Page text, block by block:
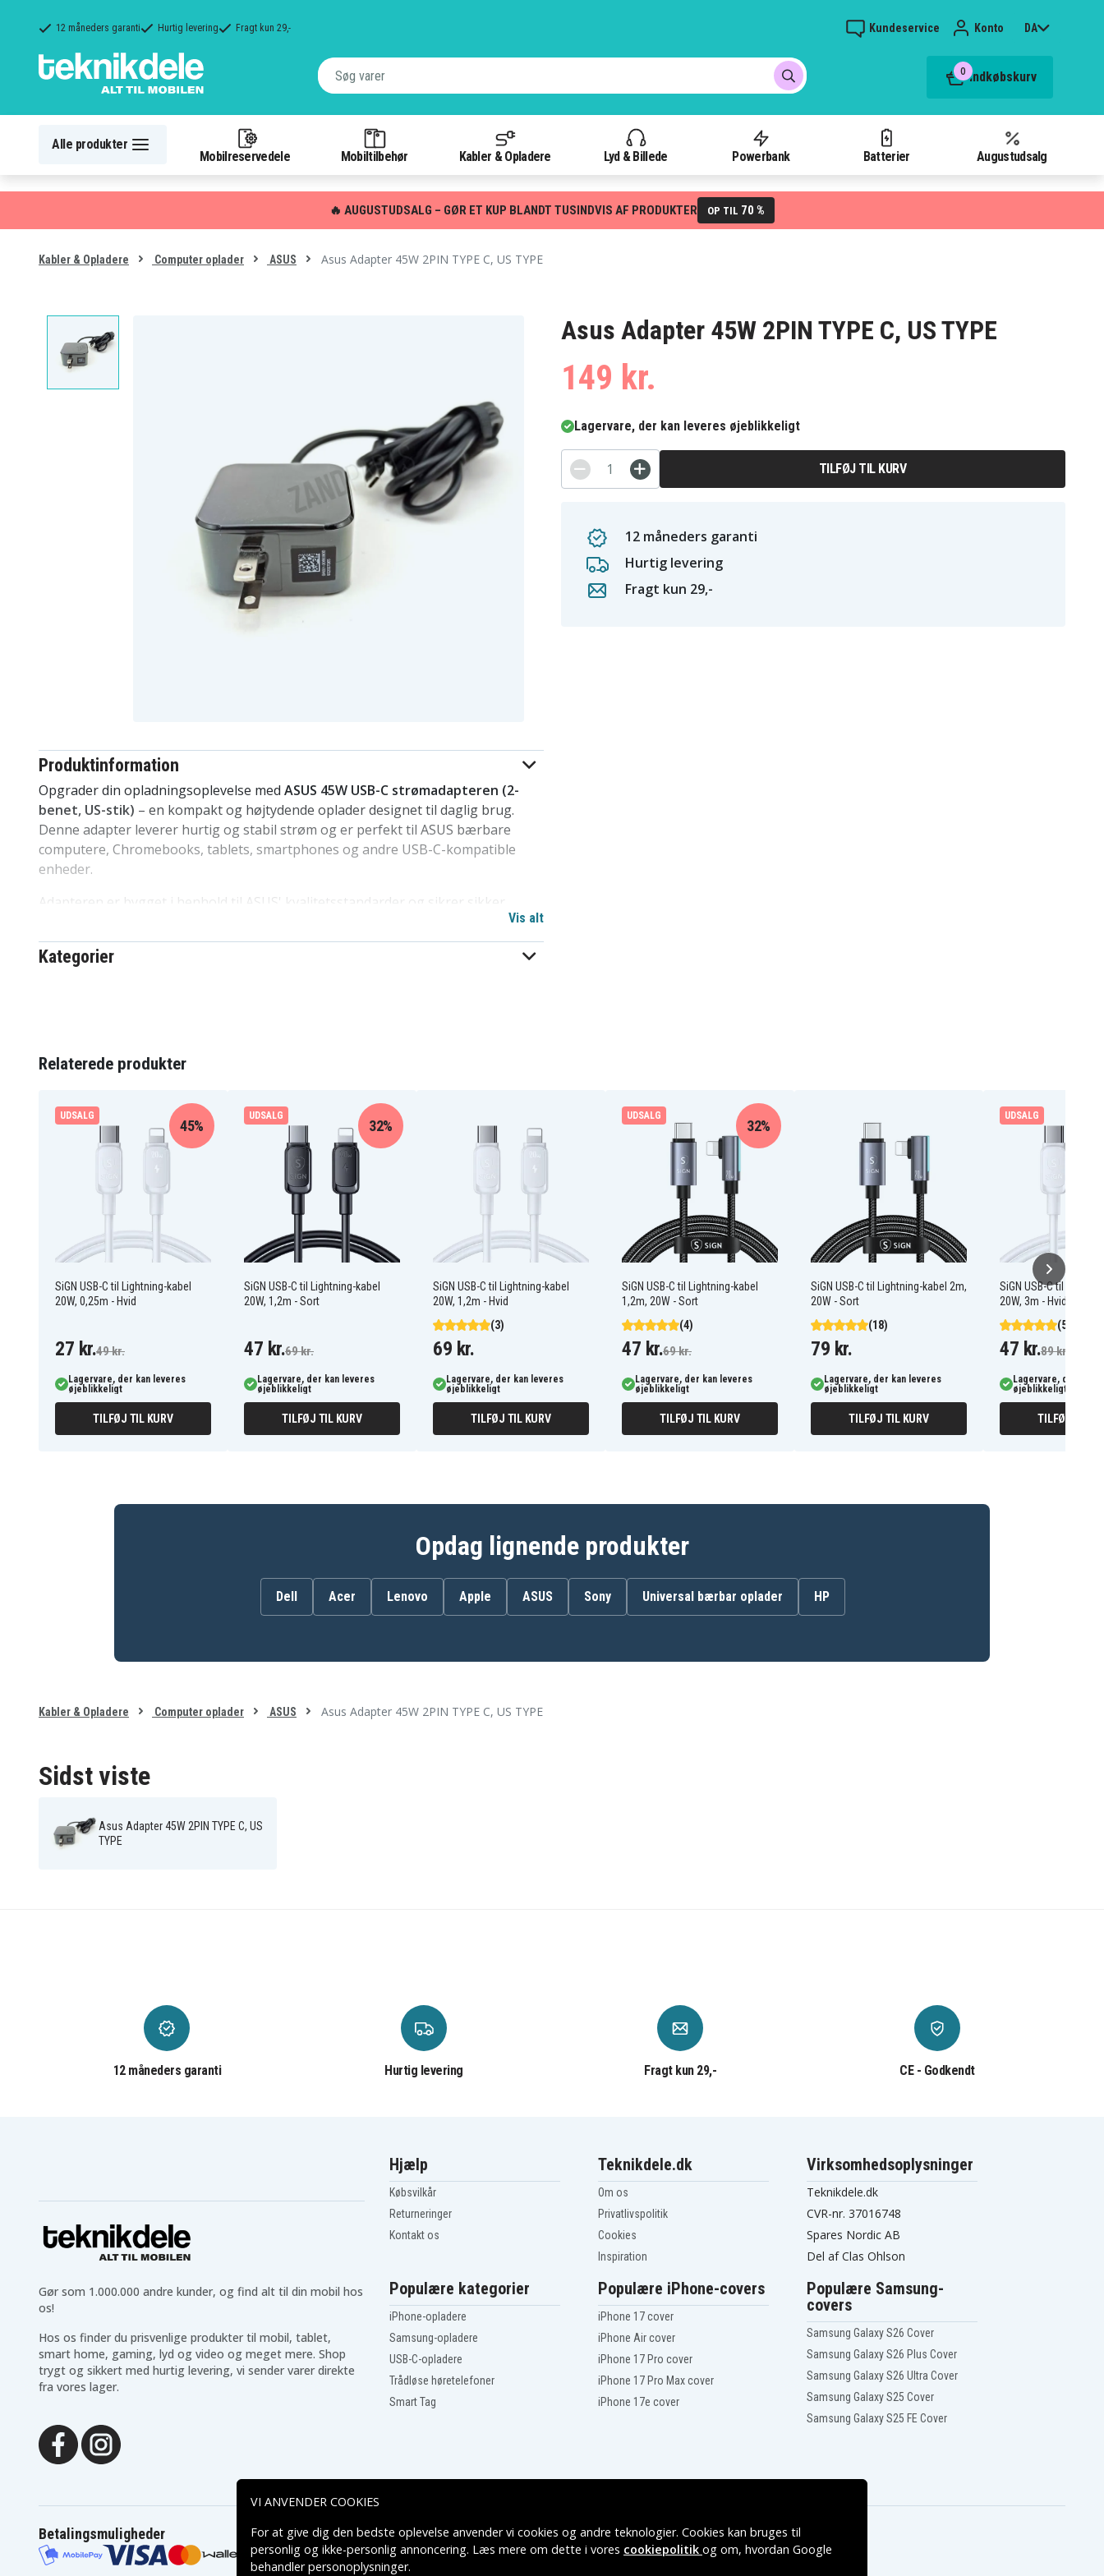
12 måneders garanti Hurtig levering Fragt kun 29,- Kundeservice Konto DA
0 Indkøbskurv
Alle produkter
Mobilreservedele Mobiltilbehør Kabler & Opladere Lyd & Billede Powerbank Batterier Augustudsalg
🔥 AUGUSTUDSALG – GØR ET KUP BLANDT TUSINDVIS AF PRODUKTER OP TIL 70 %
Kabler & Opladere Computer oplader ASUS Asus Adapter 45W 2PIN TYPE C, US TYPE
Asus Adapter 45W 2PIN TYPE C, US TYPE
149 kr.
Lagervare, der kan leveres øjeblikkeligt
TILFØJ TIL KURV
12 måneders garanti
Hurtig levering
Fragt kun 29,-
Produktinformation
Opgrader din opladningsoplevelse med ASUS 45W USB-C strømadapteren (2-
benet, US-stik) – en kompakt og højtydende oplader designet til daglig brug.
Denne adapter leverer hurtig og stabil strøm og er perfekt til ASUS bærbare
computere, Chromebooks, tablets, smartphones og andre USB-C-kompatible
enheder.
Adapteren er bygget i henhold til ASUS' kvalitetsstandarder og sikrer sikker
kortslutninger. Den er let og rejsevenlig, hvilket gør den til en ideel
erstatningsadapter eller et pålideligt reservebatteri til brug derhjemme, på
45W hurtigopladning
2-bens amerikansk stik
(kompakt og rejsevenlig)
Stabil og effektiv strømforsyning (PD)
Letvægtsdesign
Indbyggede sikkerhedsforanstaltninger for pålidelig og langvarig brug
Artikkelnr 0A001-00699000
EAN / GTIN 8721428010755
Produkttype AC adapter
Varemærke ASUS
45 W
Vis alt
Kategorier
Relaterede produkter
UDSALG
SiGN USB-C til Lightning-kabel
20W, 0,25m - Hvid
45%
27 kr.49 kr.
Lagervare, der kan leveres
øjeblikkeligt
TILFØJ TIL KURV
UDSALG
SiGN USB-C til Lightning-kabel
20W, 1,2m - Sort
32%
47 kr.69 kr.
Lagervare, der kan leveres
øjeblikkeligt
TILFØJ TIL KURV
SiGN USB-C til Lightning-kabel
20W, 1,2m - Hvid
(3)
69 kr.
Lagervare, der kan leveres
øjeblikkeligt
TILFØJ TIL KURV
UDSALG
SiGN USB-C til Lightning-kabel
1,2m, 20W - Sort
(4)
32%
47 kr.69 kr.
Lagervare, der kan leveres
øjeblikkeligt
TILFØJ TIL KURV
SiGN USB-C til Lightning-kabel 2m,
20W - Sort
(18)
79 kr.
Lagervare, der kan leveres
øjeblikkeligt
TILFØJ TIL KURV
UDSALG
SiGN USB-C til
20W, 3m - Hvid
(5)
47 kr.89 kr.
Lagervare, der kan
øjeblikkeligt
TILFØJ TIL
Opdag lignende produkter
Dell Acer Lenovo Apple ASUS Sony Universal bærbar oplader HP
Kabler & Opladere Computer oplader ASUS Asus Adapter 45W 2PIN TYPE C, US TYPE
Sidst viste
Asus Adapter 45W 2PIN TYPE C, US
TYPE
12 måneders garanti Hurtig levering Fragt kun 29,- CE - Godkendt
Gør som 1.000.000 andre kunder, og find alt til din mobil hos
os!
Hos os finder du prisvenlige produkter til mobil, tablet,
smart home, gaming, lyd og video og meget mere. Shop
trygt og sikkert med hurtig levering, vi sender varer direkte
fra vores lager.
Hjælp
Købsvilkår
Returneringer
Kontakt os
Teknikdele.dk
Om os
Privatlivspolitik
Cookies
Inspiration
Virksomhedsoplysninger
Teknikdele.dk
CVR-nr. 37016748
Spares Nordic AB
Del af Clas Ohlson
Populære kategorier
iPhone-opladere
Samsung-opladere
USB-C-opladere
Trådløse høretelefoner
Smart Tag
Populære iPhone-covers
iPhone 17 cover
iPhone Air cover
iPhone 17 Pro cover
iPhone 17 Pro Max cover
iPhone 17e cover
Populære Samsung-
covers
Samsung Galaxy S26 Cover
Samsung Galaxy S26 Plus Cover
Samsung Galaxy S26 Ultra Cover
Samsung Galaxy S25 Cover
Samsung Galaxy S25 FE Cover
Betalingsmuligheder Leveringsmuligheder
VI ANVENDER COOKIES
For at give dig den bedste oplevelse anvender vi cookies og andre teknologier. Cookies kan bruges til
personlig og ikke-personlig annoncering. Læs mere om dette i vores cookiepolitik og om, hvordan Google
behandler personoplysninger.